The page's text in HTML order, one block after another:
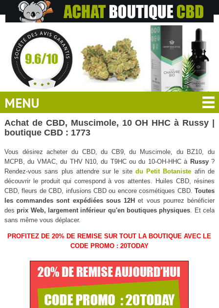
MENU
Achat de CBD, Muscimole, 10 OH HHC à Russy |
boutique CBD : 1773
Vous désirez acheter du CBD, du CB9, du Muscimole, du BZ10, du
MCPB, du VMAC, du THV N10, du T9HC ou du 10-OH-HHC à Russy?
Rendez-vous sans plus attendre sur le site du Petit Botaniste afin de
découvrir le produit qui correspond à vos attentes. Huiles CBD, résines
CBD, fleurs de CBD, infusions CBD ou encore cosmétiques CBD.Toutes
les commandes sont expédiées sous 12H et vous pourrez bénéficier
des prix Web, largement inférieur qu'en boutiques physiques . Et cela
sans même vous déplacer.
PROFITEZ DE 20% DE REMISE SUR TOUT LA BOUTIQUE AVEC LE
CODE PROMO : 20TODAY